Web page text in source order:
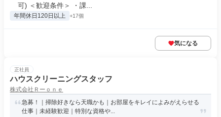
可) ＜歓迎条件＞ ・課...
年間休日120日以上 +17個
気になる
正社員
ハウスクリーニングスタッフ
株式会社Ｒーｏｎｅ
急募！｜掃除好きなら天職かも｜お部屋をキレイによみがえらせる
仕事｜未経験歓迎｜特別な資格や...